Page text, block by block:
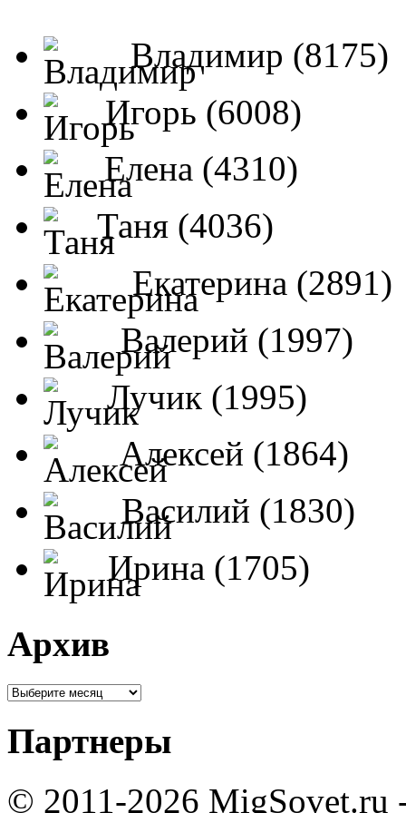
Владимир (8175)
Игорь (6008)
Елена (4310)
Таня (4036)
Екатерина (2891)
Валерий (1997)
Лучик (1995)
Алексей (1864)
Василий (1830)
Ирина (1705)
Архив
Партнеры
© 2011-2026 MigSovet.ru